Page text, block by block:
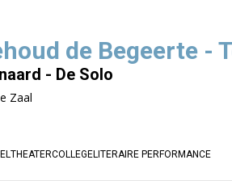
de Begeerte -
- De Solo
Zaal
THEATERCOLLEGELITERAIRE PERFORMANCE